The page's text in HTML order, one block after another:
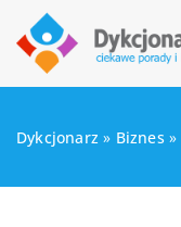
Dykcjonarz » Biznes »